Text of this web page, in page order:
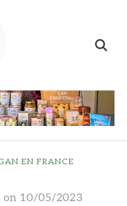
Search
EN FRANCE
on 10/05/2023